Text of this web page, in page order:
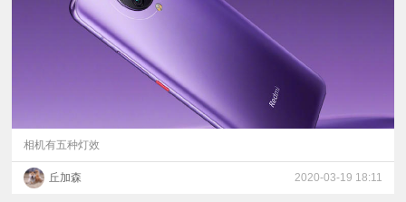
相机有五种灯效
丘加森 2020-03-19 18:11